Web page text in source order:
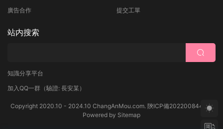
廣告合作
提交工單
站内搜索
知識分享平台
加入QQ一群 （驗證: 長安某）
Copyright 2020.10 - 2024.10 ChangAnMou.com. 陝ICP備2022008444号
Powered by Sitemap